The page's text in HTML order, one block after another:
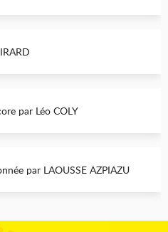
par Léo COLY
par LAOUSSE AZPIAZU